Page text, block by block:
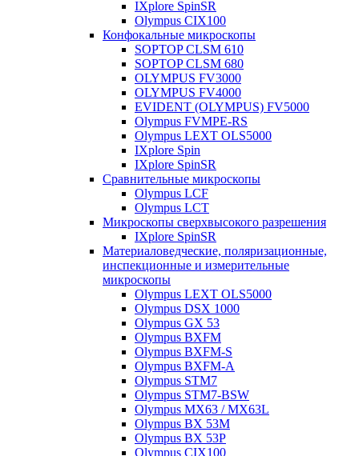
IXplore SpinSR
Olympus CIX100
Конфокальные микроскопы
SOPTOP CLSM 610
SOPTOP CLSM 680
OLYMPUS FV3000
OLYMPUS FV4000
EVIDENT (OLYMPUS) FV5000
Olympus FVMPE-RS
Olympus LEXT OLS5000
IXplore Spin
IXplore SpinSR
Сравнительные микроскопы
Olympus LCF
Olympus LCT
Микроскопы сверхвысокого разрешения
IXplore SpinSR
Материаловедческие, поляризационные,
инспекционные и измерительные
микроскопы
Olympus LEXT OLS5000
Olympus DSX 1000
Olympus GX 53
Olympus BXFM
Olympus BXFM-S
Olympus BXFM-A
Olympus STM7
Olympus STM7-BSW
Olympus MX63 / MX63L
Olympus BX 53M
Olympus BX 53P
Olympus CIX100